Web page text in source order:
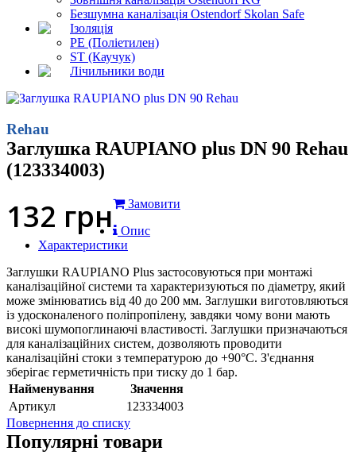
Безшумна каналізація Ostendorf Skolan Safe
Ізоляція
PE (Поліетилен)
ST (Каучук)
Лічильники води
Rehau
Заглушка RAUPIANO plus DN 90 Rehau
(123334003)
132 грн
Замовити
Опис
Характеристики
Заглушки RAUPIANO Plus застосовуються при монтажі
каналізаційної системи та характеризуються по діаметру, який
може змінюватись від 40 до 200 мм. Заглушки виготовляються
із удосконаленого поліпропілену, завдяки чому вони мають
високі шумопоглинаючі властивості. Заглушки призначаються
для каналізаційних систем, дозволяють проводити
каналізаційні стоки з температурою до +90°С. З'єднання
зберігає герметичність при тиску до 1 бар.
Найменування
Значення
Артикул
123334003
Повернення до списку
Популярні товари